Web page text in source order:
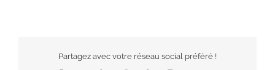
Partagez avec votre réseau social préféré !